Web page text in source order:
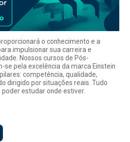
o conhecimento e a
impulsionar sua carreira e
Nossos cursos de Pós-
se pela excelência da marca Einstein
competência, qualidade,
dirigido por situações reais. Tudo
estudar onde estiver.